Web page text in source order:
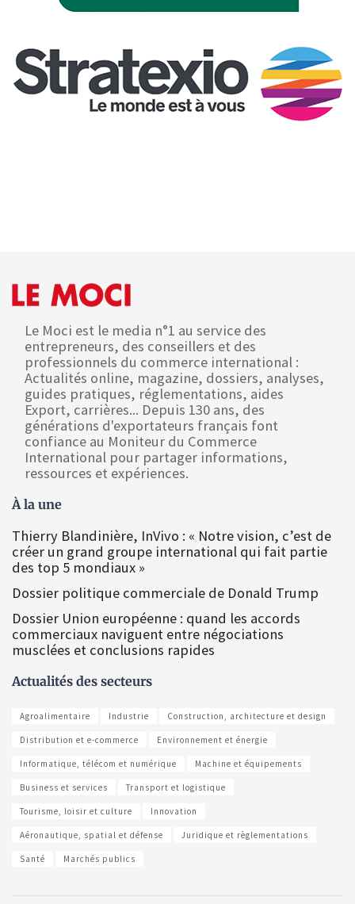
Le Moci est le media n°1 au service des
entrepreneurs, des conseillers et des
professionnels du commerce international :
Actualités online, magazine, dossiers, analyses,
guides pratiques, réglementations, aides
Export, carrières... Depuis 130 ans, des
générations d'exportateurs français font
confiance au Moniteur du Commerce
International pour partager informations,
ressources et expériences.
À la une
Thierry Blandinière, InVivo : « Notre vision, c’est de
créer un grand groupe international qui fait partie
des top 5 mondiaux »
Dossier politique commerciale de Donald Trump
Dossier Union européenne : quand les accords
commerciaux naviguent entre négociations
musclées et conclusions rapides
Actualités des secteurs
Agroalimentaire Industrie Construction, architecture et design
Distribution et e-commerce Environnement et énergie
Informatique, télécom et numérique Machine et équipements
Business et services Transport et logistique
Tourisme, loisir et culture Innovation
Aéronautique, spatial et défense Juridique et règlementations
Santé Marchés publics